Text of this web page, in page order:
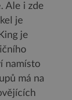
Ale i zde
je
je
namísto
má na